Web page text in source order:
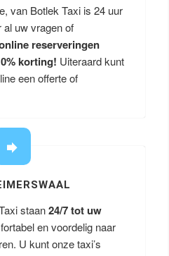
van Botlek Taxi is 24 uur
al uw vragen of
reserveringen
korting! Uiteraard kunt
een offerte of
staan24/7 tot uw
en voordelig naar
U kunt onze taxi’s